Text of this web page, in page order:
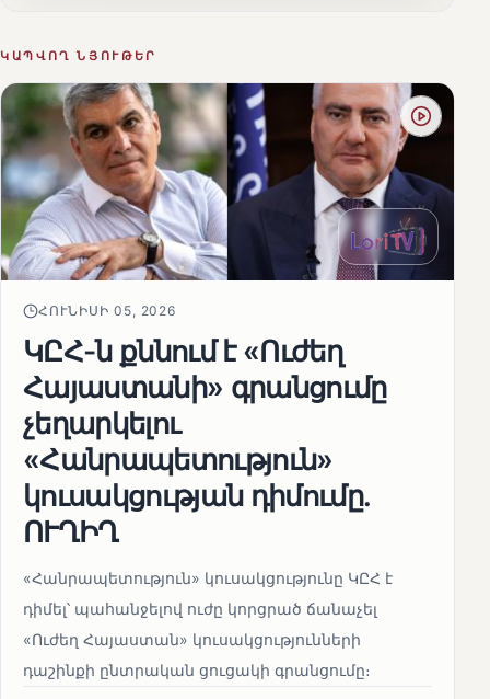
ԿԱՊՎՈՂ ՆՅՈՒԹԵՐ
ՀՈՒՆԻՍԻ 05, 2026
ԿԸՀ-ն քննում է «Ուժեղ
Հայաստանի» գրանցումը
չեղարկելու
«Հանրապետություն»
կուսակցության դիմումը.
ՈՒՂԻՂ
«Հանրապետություն» կուսակցությունը ԿԸՀ է
դիմել՝ պահանջելով ուժը կորցրած ճանաչել
«Ուժեղ Հայաստան» կուսակցությունների
դաշինքի ընտրական ցուցակի գրանցումը։